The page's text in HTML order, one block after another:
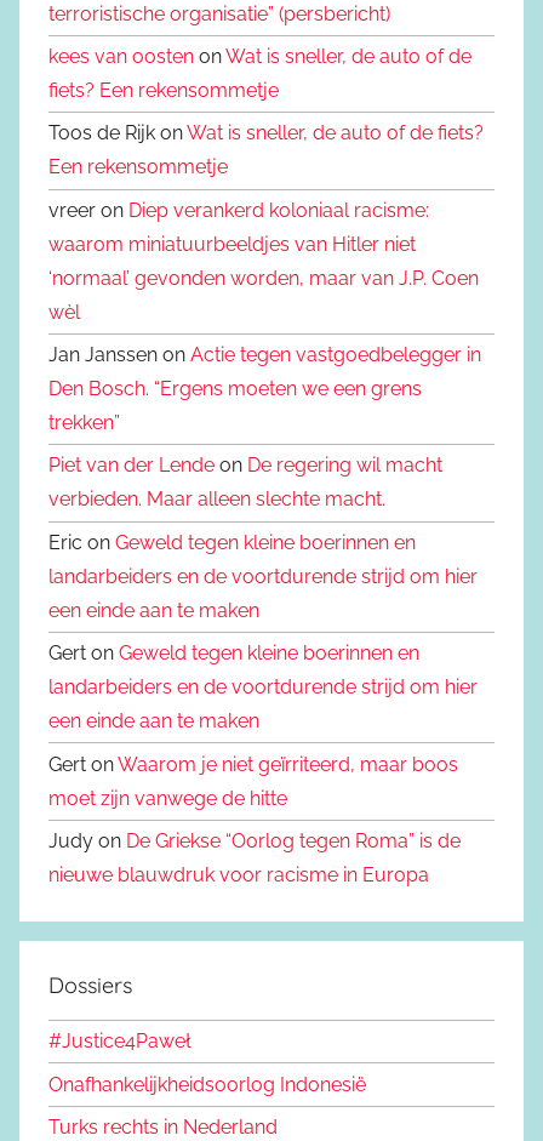
terroristische organisatie” (persbericht)
kees van oosten onWat is sneller, de auto of de
fiets? Een rekensommetje
Toos de Rijk onWat is sneller, de auto of de fiets?
Een rekensommetje
vreer on Diep verankerd koloniaal racisme:
waarom miniatuurbeeldjes van Hitler niet
‘normaal’ gevonden worden, maar van J.P. Coen
wèl
Jan Janssen on Actie tegen vastgoedbelegger in
Den Bosch. “Ergens moeten we een grens
trekken”
Piet van der Lende on De regering wil macht
verbieden. Maar alleen slechte macht.
Eric on Geweld tegen kleine boerinnen en
landarbeiders en de voortdurende strijd om hier
een einde aan te maken
Gert on Geweld tegen kleine boerinnen en
landarbeiders en de voortdurende strijd om hier
een einde aan te maken
Gert onWaarom je niet geïrriteerd, maar boos
moet zijn vanwege de hitte
Judy on De Griekse “Oorlog tegen Roma” is de
nieuwe blauwdruk voor racisme in Europa
Dossiers
#Justice4Paweł
Onafhankelijkheidsoorlog Indonesië
Turks rechts in Nederland